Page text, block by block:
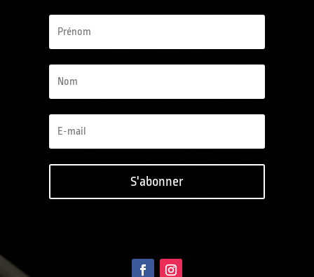
S'abonner